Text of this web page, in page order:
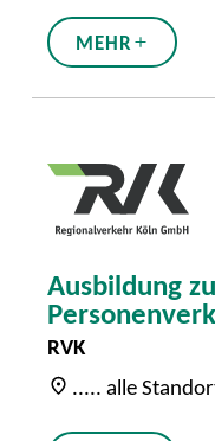
MEHR
Ausbildung
RVK
..... alle